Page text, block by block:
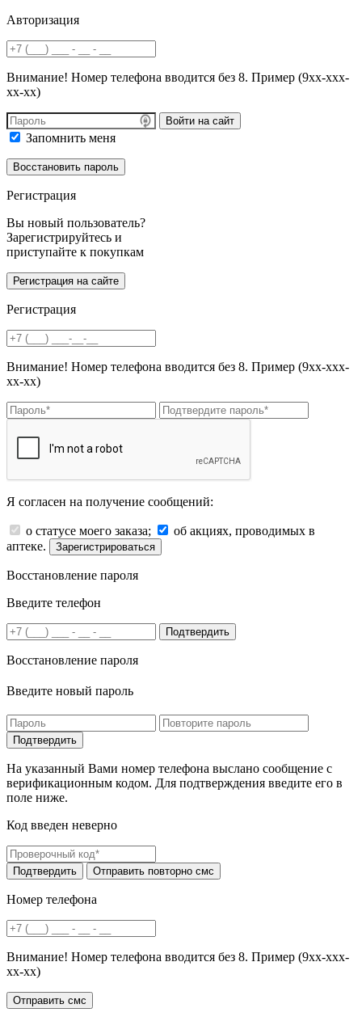
Авторизация
Внимание! Номер телефона вводится без 8. Пример (9хх-ххх-
хх-хх)
Войти на сайт
Запомнить меня
Регистрация
Вы новый пользователь?
Зарегистрируйтесь и
приступайте к покупкам
Регистрация
Внимание! Номер телефона вводится без 8. Пример (9хх-ххх-
хх-хх)
Я согласен на получение сообщений:
о статусе моего заказа;
об акциях, проводимых в
аптеке.
Зарегистрироваться
Восстановление пароля
Введите телефон
Подтвердить
Восстановление пароля
Введите новый пароль
На указанный Вами номер телефона выслано сообщение с
верификационным кодом. Для подтверждения введите его в
поле ниже.
Код введен неверно
Номер телефона
Внимание! Номер телефона вводится без 8. Пример (9хх-ххх-
хх-хх)